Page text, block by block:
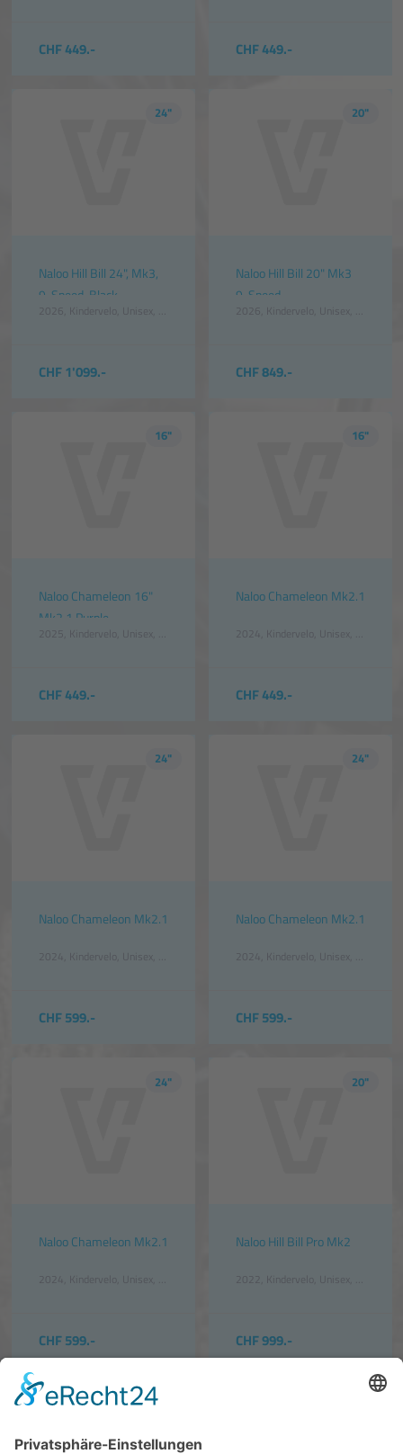
CHF 449.- CHF 449.-
24"
Naloo Hill Bill 24", Mk3,
9-Speed, Black
2026 Kindervelo Unisex Schwarz
CHF 1'099.-
20"
Naloo Hill Bill 20" Mk3
9-Speed
2026 Kindervelo Unisex Schwarz
CHF 849.-
16"
Naloo Chameleon 16"
Mk2.1 Purple
2025 Kindervelo Unisex Violett
CHF 449.-
16"
Naloo Chameleon Mk2.1
2024 Kindervelo Unisex Blau
CHF 449.-
24"
Naloo Chameleon Mk2.1
2024 Kindervelo Unisex Orange
CHF 599.-
24"
Naloo Chameleon Mk2.1
2024 Kindervelo Unisex Blau
CHF 599.-
24"
Naloo Chameleon Mk2.1
2024 Kindervelo Unisex Grün
CHF 599.-
20"
Naloo Hill Bill Pro Mk2
2022 Kindervelo Unisex Petrol
CHF 999.-
20"